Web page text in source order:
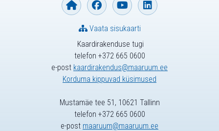
Kaardirakenduse tugi
telefon +372 665 0600
e-post kaardirakendus@maaruum.ee
Korduma kippuvad küsimused
Vaata sisukaarti
Mustamäe tee 51, 10621 Tallinn
telefon +372 665 0600
e-post maaruum@maaruum.ee